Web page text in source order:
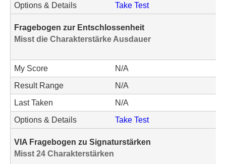
Options & Details
Take Test
Fragebogen zur Entschlossenheit
Misst die Charakterstärke Ausdauer
My Score
N/A
Result Range
N/A
Last Taken
N/A
Options & Details
Take Test
VIA Fragebogen zu Signaturstärken
Misst 24 Charakterstärken